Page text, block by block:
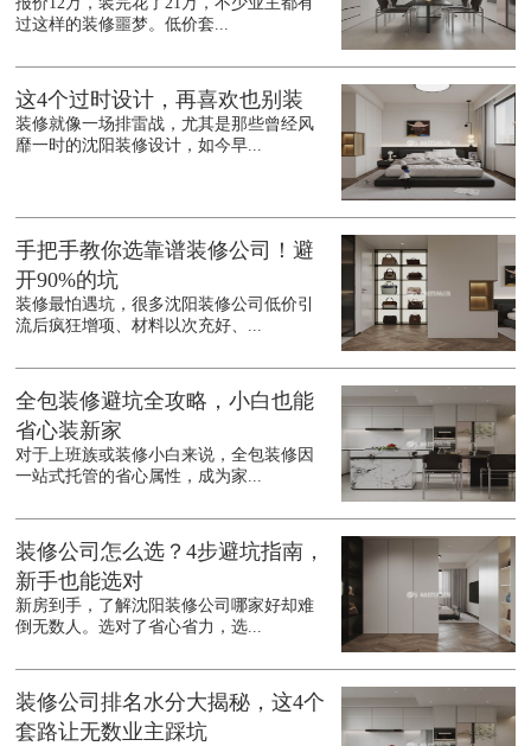
过这样的装修噩梦。低价套...
这4个过时设计，再喜欢也别装
装修就像一场排雷战，尤其是那些曾经风
靡一时的沈阳装修设计，如今早...
手把手教你选靠谱装修公司！避
开90%的坑
装修最怕遇坑，很多沈阳装修公司低价引
流后疯狂增项、材料以次充好、...
全包装修避坑全攻略，小白也能
省心装新家
对于上班族或装修小白来说，全包装修因
一站式托管的省心属性，成为家...
装修公司怎么选？4步避坑指南，
新手也能选对
新房到手，了解沈阳装修公司哪家好却难
倒无数人。选对了省心省力，选...
装修公司排名水分大揭秘，这4个
套路让无数业主踩坑